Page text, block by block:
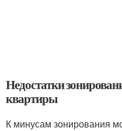
Недостатки
квартиры
К минусам зонирования